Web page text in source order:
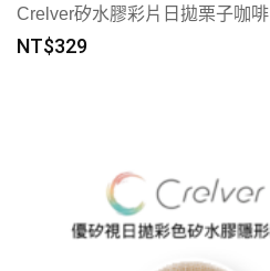
Crelver矽水膠彩片日拋栗子咖啡
NT$329